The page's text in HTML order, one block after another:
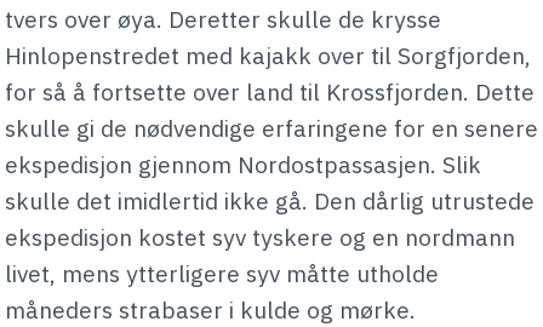
tvers over øya. Deretter skulle de krysse
Hinlopenstredet med kajakk over til Sorgfjorden,
for så å fortsette over land til Krossfjorden. Dette
skulle gi de nødvendige erfaringene for en senere
ekspedisjon gjennom Nordostpassasjen. Slik
skulle det imidlertid ikke gå. Den dårlig utrustede
ekspedisjon kostet syv tyskere og en nordmann
livet, mens ytterligere syv måtte utholde
måneders strabaser i kulde og mørke.